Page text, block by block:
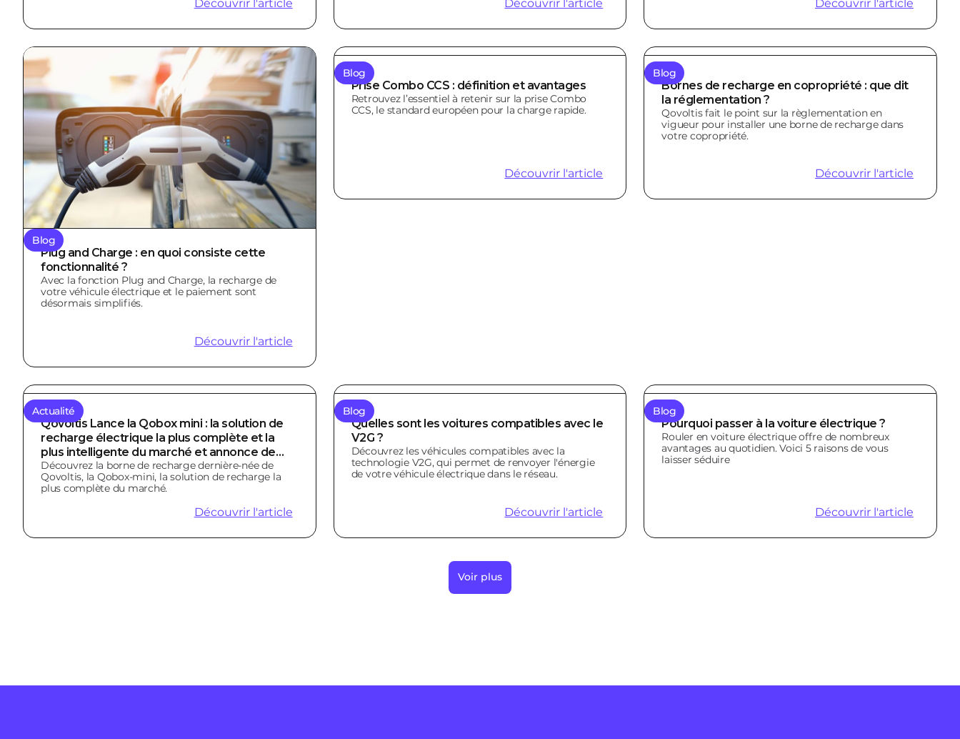
Découvrir l'article Découvrir l'article Découvrir l'article
Blog
Plug and Charge : en quoi consiste cette
fonctionnalité ?
Avec la fonction Plug and Charge, la recharge de
votre véhicule électrique et le paiement sont
désormais simplifiés.
Découvrir l'article
Blog
Prise Combo CCS : définition et avantages
Retrouvez l’essentiel à retenir sur la prise Combo
CCS, le standard européen pour la charge rapide.
Découvrir l'article
Blog
Bornes de recharge en copropriété : que dit
la réglementation ?
Qovoltis fait le point sur la règlementation en
vigueur pour installer une borne de recharge dans
votre copropriété.
Découvrir l'article
Actualité
Qovoltis Lance la Qobox mini : la solution de
recharge électrique la plus complète et la
plus intelligente du marché et annonce de
nouveaux partenariats d’envergure
Découvrez la borne de recharge dernière-née de
Qovoltis, la Qobox-mini, la solution de recharge la
plus complète du marché.
Découvrir l'article
Blog
Quelles sont les voitures compatibles avec le
V2G ?
Découvrez les véhicules compatibles avec la
technologie V2G, qui permet de renvoyer l'énergie
de votre véhicule électrique dans le réseau.
Découvrir l'article
Blog
Pourquoi passer à la voiture électrique ?
Rouler en voiture électrique offre de nombreux
avantages au quotidien. Voici 5 raisons de vous
laisser séduire
Découvrir l'article
Voir plus